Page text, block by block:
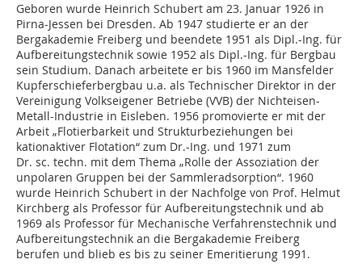
Geboren wurde Heinrich Schubert am 23. Januar 1926 in
Pirna-Jessen bei Dresden. Ab 1947 studierte er an der
Bergakademie Freiberg und beendete 1951 als Dipl.-Ing. für
Aufbereitungstechnik sowie 1952 als Dipl.-Ing. für Bergbau
sein Studium. Danach arbeitete er bis 1960 im Mansfelder
Kupferschieferbergbau u.a. als Technischer Direktor in der
Vereinigung Volkseigener Betriebe (VVB) der Nichteisen-
Metall-Industrie in Eisleben. 1956 promovierte er mit der
Arbeit „Flotierbarkeit und Strukturbeziehungen bei
kationaktiver Flotation“ zum Dr.-Ing. und 1971 zum
Dr. sc. techn. mit dem Thema „Rolle der Assoziation der
unpolaren Gruppen bei der Sammleradsorption“. 1960
wurde Heinrich Schubert in der Nachfolge von Prof. Helmut
Kirchberg als Professor für Aufbereitungstechnik und ab
1969 als Professor für Mechanische Verfahrenstechnik und
Aufbereitungstechnik an die Bergakademie Freiberg
berufen und blieb es bis zu seiner Emeritierung 1991.